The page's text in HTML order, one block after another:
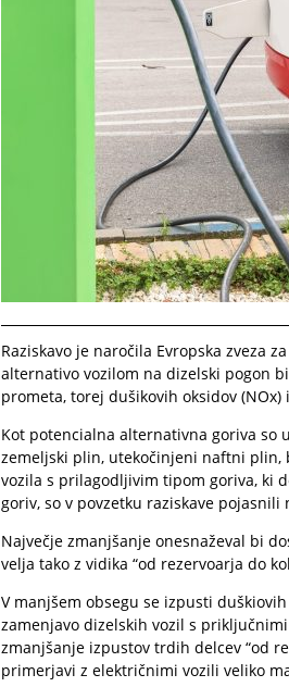
Raziskavo je naročila Evropska zveza
alternativo vozilom na dizelski pogon
prometa, torej dušikovih oksidov (NOx)
Kot potencialna alternativna goriva so
zemeljski plin, utekočinjeni naftni plin,
vozila s prilagodljivim tipom goriva, ki
goriv, so v povzetku raziskave
Največje zmanjšanje onesnaževal bi
velja tako z vidika “od rezervoarja do
V manjšem obsegu se izpusti
zamenjavo dizelskih vozil s
zmanjšanje izpustov trdih delcev “od
primerjavi z električnimi vozili veliko